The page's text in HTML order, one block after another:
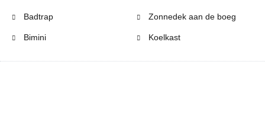
Badtrap
Bimini
Zonnedek aan de boeg
Koelkast